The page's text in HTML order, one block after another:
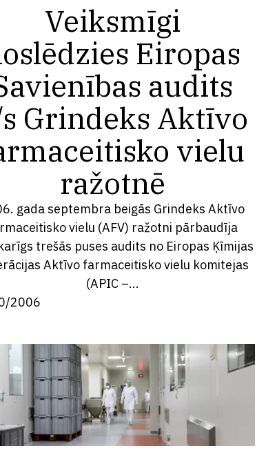
Veiksmīgi
Eiropas
audits
Grindeks Aktīvo
vielu
ražotnē
gada septembra beigās Grindeks Aktīvo
vielu (AFV) ražotni pārbaudīja
trešās puses audits no Eiropas Ķīmijas
Aktīvo farmaceitisko vielu komitejas
(APIC –...
2006